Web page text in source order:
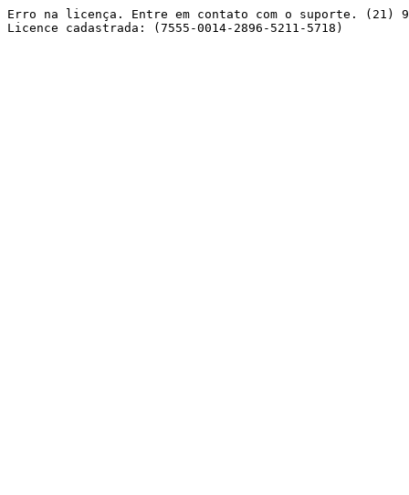
Erro na licença. Entre em contato com o suporte. (21)
Licence cadastrada: (7555-0014-2896-5211-5718)